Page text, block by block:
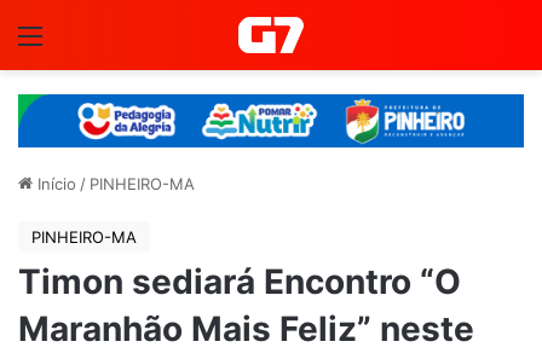
Início / PINHEIRO-MA
PINHEIRO-MA
Timon sediará Encontro “O
Maranhão Mais Feliz” neste